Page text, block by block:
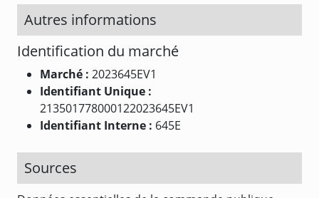
Autres informations
Identification du marché
Marché : 2023645EV1
Identifiant Unique :
213501778000122023645EV1
Identifiant Interne : 645E
Sources